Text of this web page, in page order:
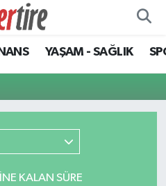
YAŞAM - SAĞLIK
KALAN SÜRE